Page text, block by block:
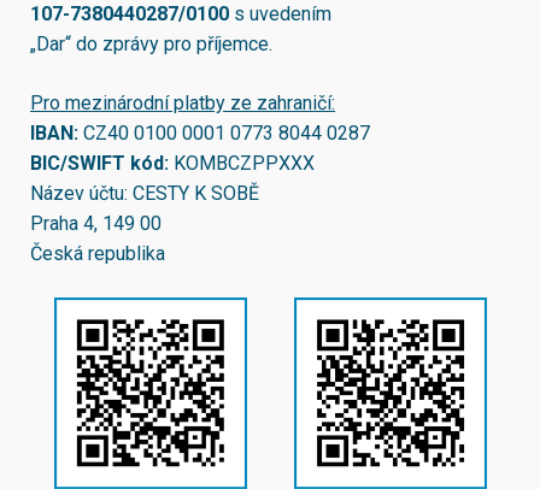
107-7380440287/0100 s uvedením
„Dar“ do zprávy pro příjemce.
Pro mezinárodní platby ze zahraničí:
IBAN: CZ40 0100 0001 0773 8044 0287
BIC/SWIFT kód: KOMBCZPPXXX
Název účtu: CESTY K SOBĚ
Praha 4, 149 00
Česká republika